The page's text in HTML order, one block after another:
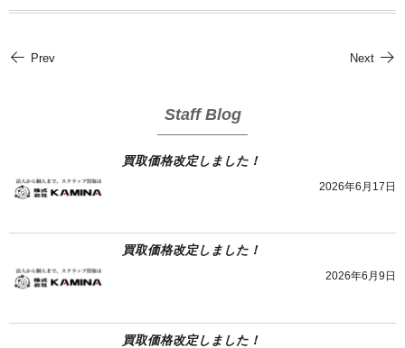
Prev Next
Staff Blog
買取価格改定しました！
2026年6月17日
買取価格改定しました！
2026年6月9日
買取価格改定しました！